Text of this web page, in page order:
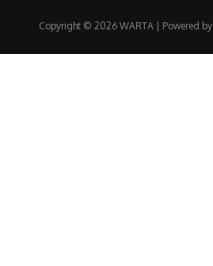
Copyright © 2026 WARTA | Powered by